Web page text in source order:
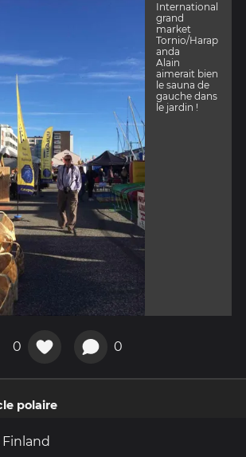
International
grand
market
Tornio/Harap
anda
Alain
aimerait bien
le sauna de
gauche dans
le jardin !
0 0
polaire